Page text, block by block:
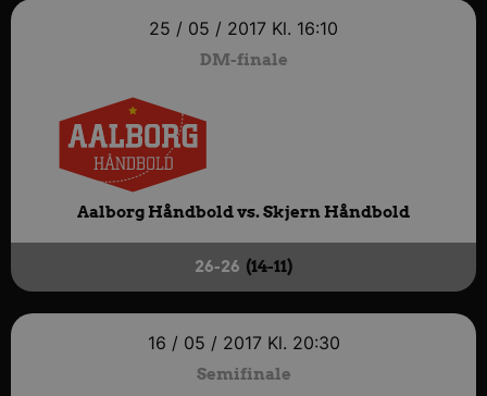
25 / 05 / 2017 Kl. 16:10
DM-finale
Aalborg Håndbold vs.Skjern Håndbold
26-26 (14-11)
16 / 05 / 2017Kl. 20:30
Semifinale